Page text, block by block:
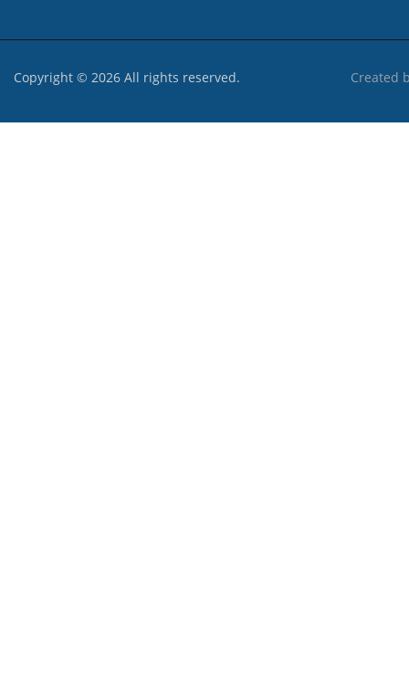
Copyright © 2026 All rights reserved. Created